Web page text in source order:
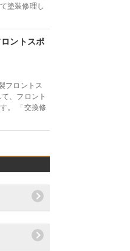
塗装修理し
ントスポ
フロントス
、フロント
。 「交換修